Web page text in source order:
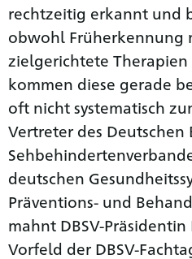
rechtzeitig erkannt und
obwohl Früherkennung
zielgerichtete
kommen diese gerade
oft nicht systematisch
Vertreter des Deutschen
deutschen
Präventions- und
mahnt DBSV-
Vorfeld der DBSV-